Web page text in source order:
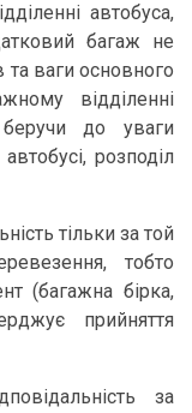
автобуса,
багаж не
ваги основного
відділенні
до уваги
розподіл
тільки за той
тобто
(багажна бірка,
прийняття
за